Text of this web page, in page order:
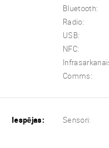
Bluetooth:
Radio:
USB:
NFC:
Comms:
Iespējas: Sensori: